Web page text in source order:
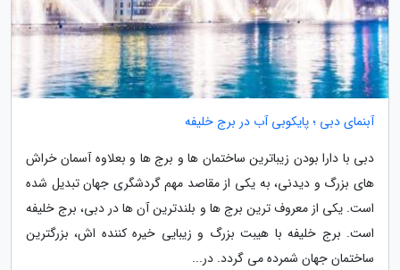
آبنمای دبی ؛ پایکوبی آب در برج خلیفه
دبی با دارا بودن زیباترین ساختمان ها و برج ها و بعلاوه آسمان خراش
های بزرگ و دیدنی، به یکی از مقاصد مهم گردشگری جهان تبدیل شده
است. یکی از معروف ترین برج ها و بلندترین آن ها در دبی، برج خلیفه
است. برج خلیفه با هیبت بزرگ و زیبایی خیره کننده اش، بزرگترین
ساختمان جهان شمرده می گردد. در...